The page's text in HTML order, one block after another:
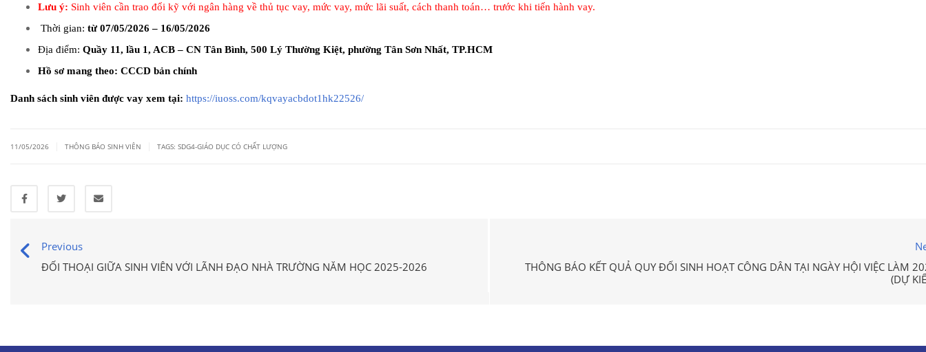
Lưu ý: Sinh viên cần trao đổi kỹ với ngân hàng về thủ tục vay, mức vay, mức lãi suất, cách thanh toán… trước khi tiến hành vay.
Thời gian: từ 07/05/2026 – 16/05/2026
Địa điểm: Quầy 11, lầu 1, ACB – CN Tân Bình, 500 Lý Thường Kiệt, phường Tân Sơn Nhất, TP.HCM
Hồ sơ mang theo: CCCD bản chính
Danh sách sinh viên được vay xem tại: https://iuoss.com/kqvayacbdot1hk22526/
11/05/2026 THÔNG BÁO SINH VIÊN TAGS: SDG4-GIÁO DỤC CÓ CHẤT LƯỢNG
Previous
ĐỐI THOẠI GIỮA SINH VIÊN VỚI LÃNH ĐẠO NHÀ TRƯỜNG NĂM HỌC 2025-2026
THÔNG BÁO KẾT QUẢ QUY ĐỔI SINH HOẠT CÔNG DÂN TẠI NGÀY HỘI VIỆC LÀM
(DỰ